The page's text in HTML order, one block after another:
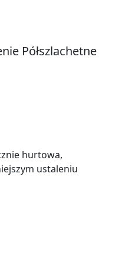
Półszlachetne
hurtowa,
ustaleniu